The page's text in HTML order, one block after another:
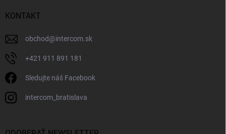
KONTAKT
obchod@intercom.sk
+421 911 891 181
Sledujte náš Facebook
intercom_bratislava